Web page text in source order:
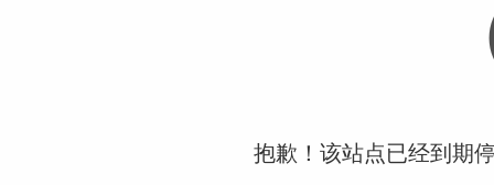
抱歉！该站点已经到期